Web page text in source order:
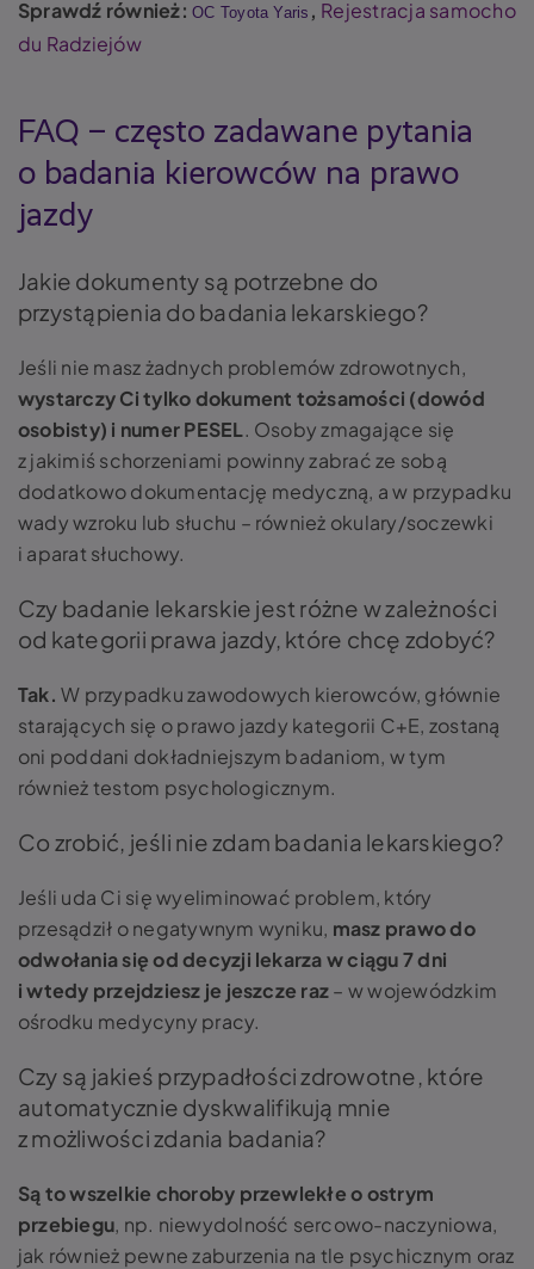
Sprawdź również:OC Toyota Yaris , Rejestracja samocho
du Radziejów
FAQ – często zadawane pytania
o badania kierowców na prawo
jazdy
Jakie dokumenty są potrzebne do
przystąpienia do badania lekarskiego?
Jeśli nie masz żadnych problemów zdrowotnych,
wystarczy Ci tylko dokument tożsamości (dowód
osobisty) i numer PESEL. Osoby zmagające się
z jakimiś schorzeniami powinny zabrać ze sobą
dodatkowo dokumentację medyczną, a w przypadku
wady wzroku lub słuchu – również okulary/soczewki
i aparat słuchowy.
Czy badanie lekarskie jest różne w zależności
od kategorii prawa jazdy, które chcę zdobyć?
Tak.W przypadku zawodowych kierowców, głównie
starających się o prawo jazdy kategorii C+E, zostaną
oni poddani dokładniejszym badaniom, w tym
również testom psychologicznym.
Co zrobić, jeśli nie zdam badania lekarskiego?
Jeśli uda Ci się wyeliminować problem, który
przesądził o negatywnym wyniku, masz prawo do
odwołania się od decyzji lekarza w ciągu 7 dni
i wtedy przejdziesz je jeszcze raz– w wojewódzkim
ośrodku medycyny pracy.
Czy są jakieś przypadłości zdrowotne, które
automatycznie dyskwalifikują mnie
z możliwości zdania badania?
Są to wszelkie choroby przewlekłe o ostrym
przebiegu, np. niewydolność sercowo-naczyniowa,
jak również pewne zaburzenia na tle psychicznym oraz